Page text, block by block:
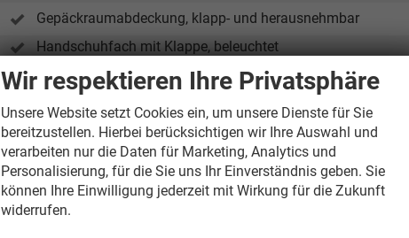
Gepäckraumabdeckung, klapp- und herausnehmbar
Handschuhfach mit Klappe, beleuchtet
Heiz- und Belüftungsanlage
Kindersitzverankerung (I-Size) und Top Tether für Sitze im
LED-Leseleuchten im Fahrgastraum
Mittelkonsole mit 2 universellen Getränkehaltern
Multifunktionslenkrad
Wir respektieren Ihre Privatsphäre
Unsere Website setzt Cookies ein, um unsere Dienste für Sie
bereitzustellen. Hierbei berücksichtigen wir Ihre Auswahl und
verarbeiten nur die Daten für Marketing, Analytics und
Personalisierung, für die Sie uns Ihr Einverständnis geben. Sie
können Ihre Einwilligung jederzeit mit Wirkung für die Zukunft
widerrufen.